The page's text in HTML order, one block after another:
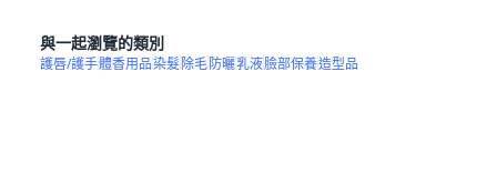
與一起瀏覽的類別
護唇/護手體香用品染髮除毛防曬乳液臉部保養造型品